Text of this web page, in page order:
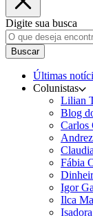
Digite sua busca
Buscar
Últimas
Colunistas
Lilian
Blog
Carlos
Fábia
Igor
Ilca